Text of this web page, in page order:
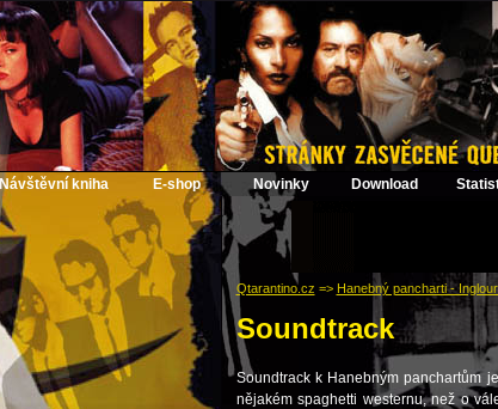
Návštěvní kniha E-shop Novinky Download
Qtarantino.cz => Hanebný pancharti -
Soundtrack
Soundtrack k Hanebným panchartům
nějakém spaghetti westernu, než o